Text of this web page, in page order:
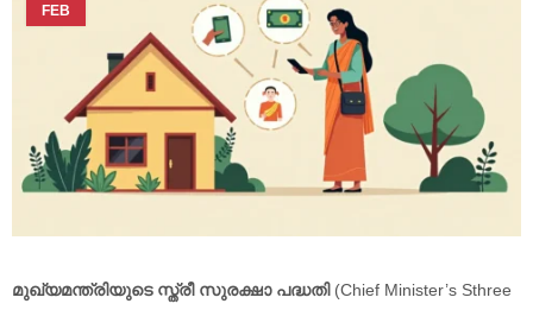
FEB
മുഖ്യമന്ത്രിയുടെ സ്ത്രീ സുരക്ഷാ പദ്ധതി(Chief Minister’s Sthree